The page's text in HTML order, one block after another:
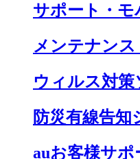
サポート・モ
メンテナンス
ウィルス対策
防災有線告知
auお客様サポ